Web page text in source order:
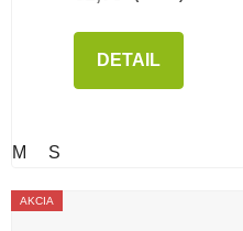
DETAIL
M S
AKCIA